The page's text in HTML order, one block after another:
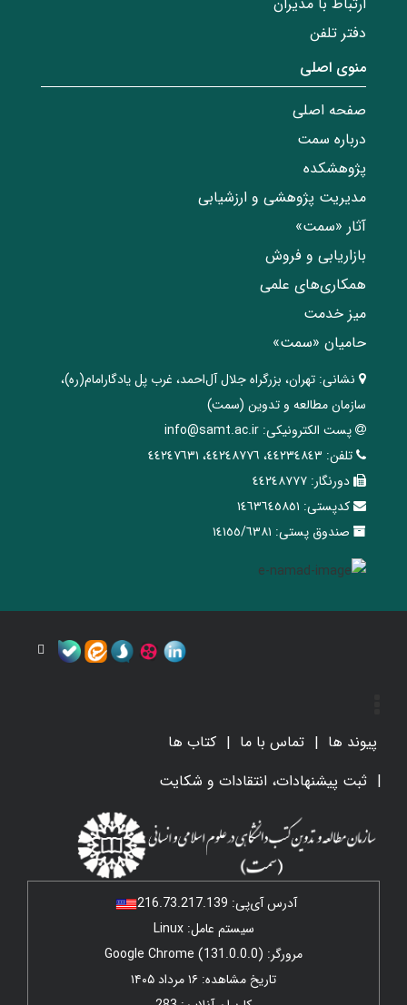
دفتر تلفن
منوی اصلی
صفحه اصلی
درباره سمت
پژوهشکده
مدیریت پژوهشی و ارزشیابی
آثار «سمت»
بازاریابی و فروش
همکاری‌های علمی
میز خدمت
حامیان «سمت»
نشانی: تهران، ‌بزرگراه ‌جلال آل‌احمد، غرب پل يادگار‌امام(ره)‌،
سازمان مطالعه و تدوین‌ (سمت)
پست الکترونیکی: info@samt.ac.ir
تلفن: ٤٤٢٣٤٨٤٣، ٤٤٢٤٨٧٧٦، ٤٤٢٤٧٦٣١
دورنگار: ٤٤٢٤٨٧٧٧
کدپستی: ١٤٦٣٦٤٥٨٥١
صندوق پستی: ١٤١٥٥/٦٣٨١
پیوند ها تماس با ما
کتاب ها
ثبت پیشنهادات، انتقادات و شکایت
آدرس آی‌پی: 216.73.217.139
سیستم عامل: Linux
مرورگر: Google Chrome (131.0.0.0)
تاریخ مشاهده: ۱۶ مرداد ۱۴۰۵